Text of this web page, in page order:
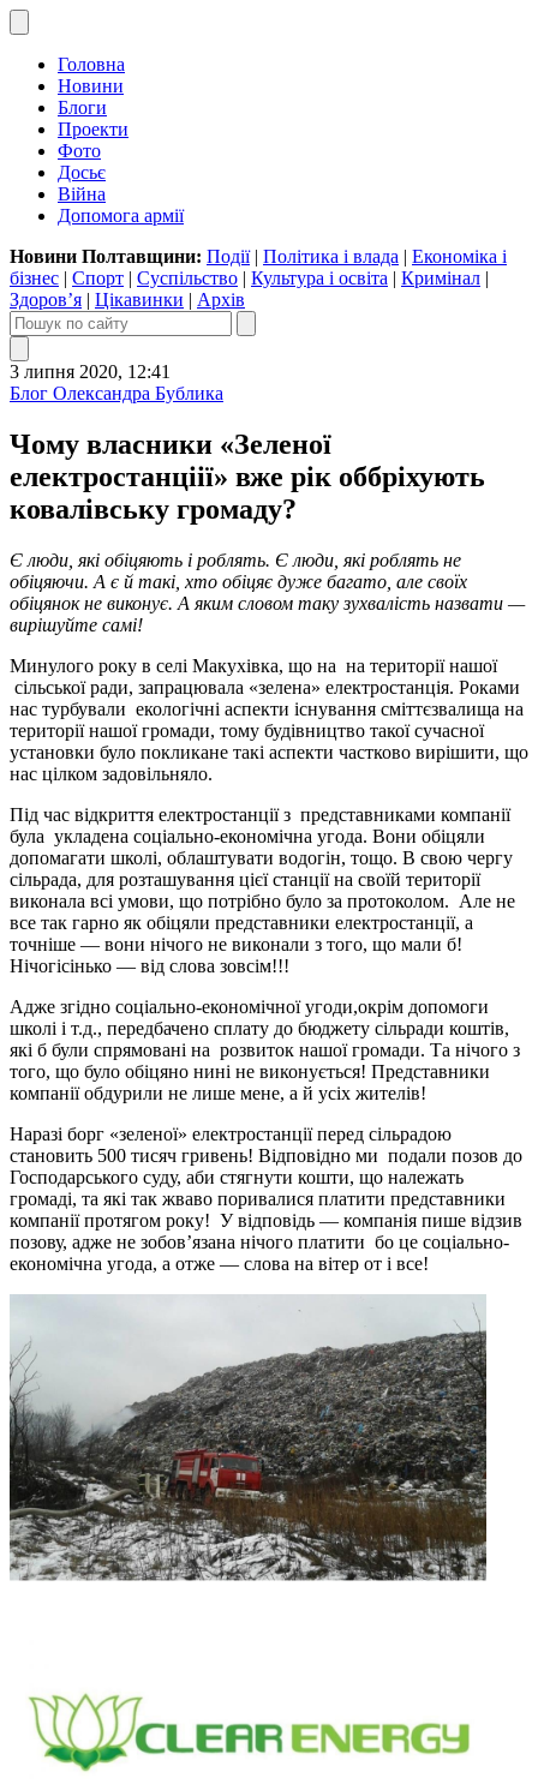
Головна
Новини
Блоги
Проекти
Фото
Досьє
Війна
Допомога армії
Новини Полтавщини: Події| Політика і влада | Економіка і
бізнес | Спорт | Суспільство | Культура і освіта | Кримінал |
Здоров’я | Цікавинки | Архів
3 липня 2020, 12:41
Блог Олександра Бублика
Чому власники «Зеленої
електростанціії» вже рік оббріхують
ковалівську громаду?
Є люди, які обіцяють і роблять. Є люди, які роблять не
обіцяючи. А є й такі, хто обіцяє дуже багато, але своїх
обіцянок не виконує. А яким словом таку зухвалість назвати —
вирішуйте самі!
Минулого року в селі Макухівка, що на на території нашої
сільської ради, запрацювала «зелена» електростанція. Роками
нас турбували екологічні аспекти існування сміттєзвалища на
території нашої громади, тому будівництво такої сучасної
установки було покликане такі аспекти частково вирішити, що
нас цілком задовільняло.
Під час відкриття електростанції з представниками компанії
була укладена соціально-економічна угода. Вони обіцяли
допомагати школі, облаштувати водогін, тощо. В свою чергу
сільрада, для розташування цієї станції на своїй території
виконала всі умови, що потрібно було за протоколом. Але не
все так гарно як обіцяли представники електростанції, а
точніше — вони нічого не виконали з того, що мали б!
Нічогісінько — від слова зовсім!!!
Адже згідно соціально-економічної угоди,окрім допомоги
школі і т.д., передбачено сплату до бюджету сільради коштів,
які б були спрямовані на розвиток нашої громади. Та нічого з
того, що було обіцяно нині не виконується! Представники
компанії обдурили не лише мене, а й усіх жителів!
Наразі борг «зеленої» електростанції перед сільрадою
становить 500 тисяч гривень! Відповідно ми подали позов до
Господарського суду, аби стягнути кошти, що належать
громаді, та які так жваво поривалися платити представники
компанії протягом року! У відповідь — компанія пише відзив
позову, адже не зобов’язана нічого платити бо це соціально-
економічна угода, а отже — слова на вітер от і все!